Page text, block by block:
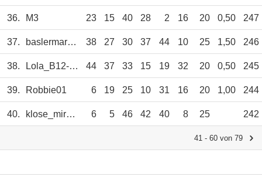
36. M3 23 15 40 28 2 16 20 0,50 247
37. baslermario73 38 27 30 37 44 10 25 1,50 246
38. Lola_B12-60 44 37 33 15 19 32 20 0,50 245
39. Robbie01 6 19 25 10 31 16 20 1,00 244
40. klose_miro51 6 5 46 42 40 8 25 242
41 - 60 von 79